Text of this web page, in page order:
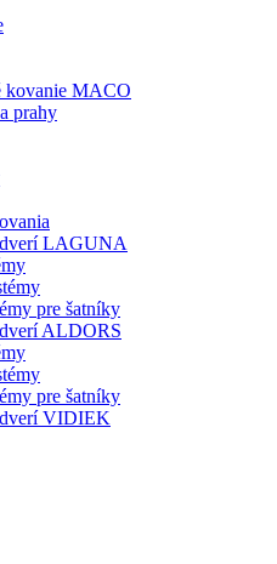
kovanie MACO
prahy
dverí LAGUNA
pre šatníky
ALDORS
pre šatníky
dverí VIDIEK